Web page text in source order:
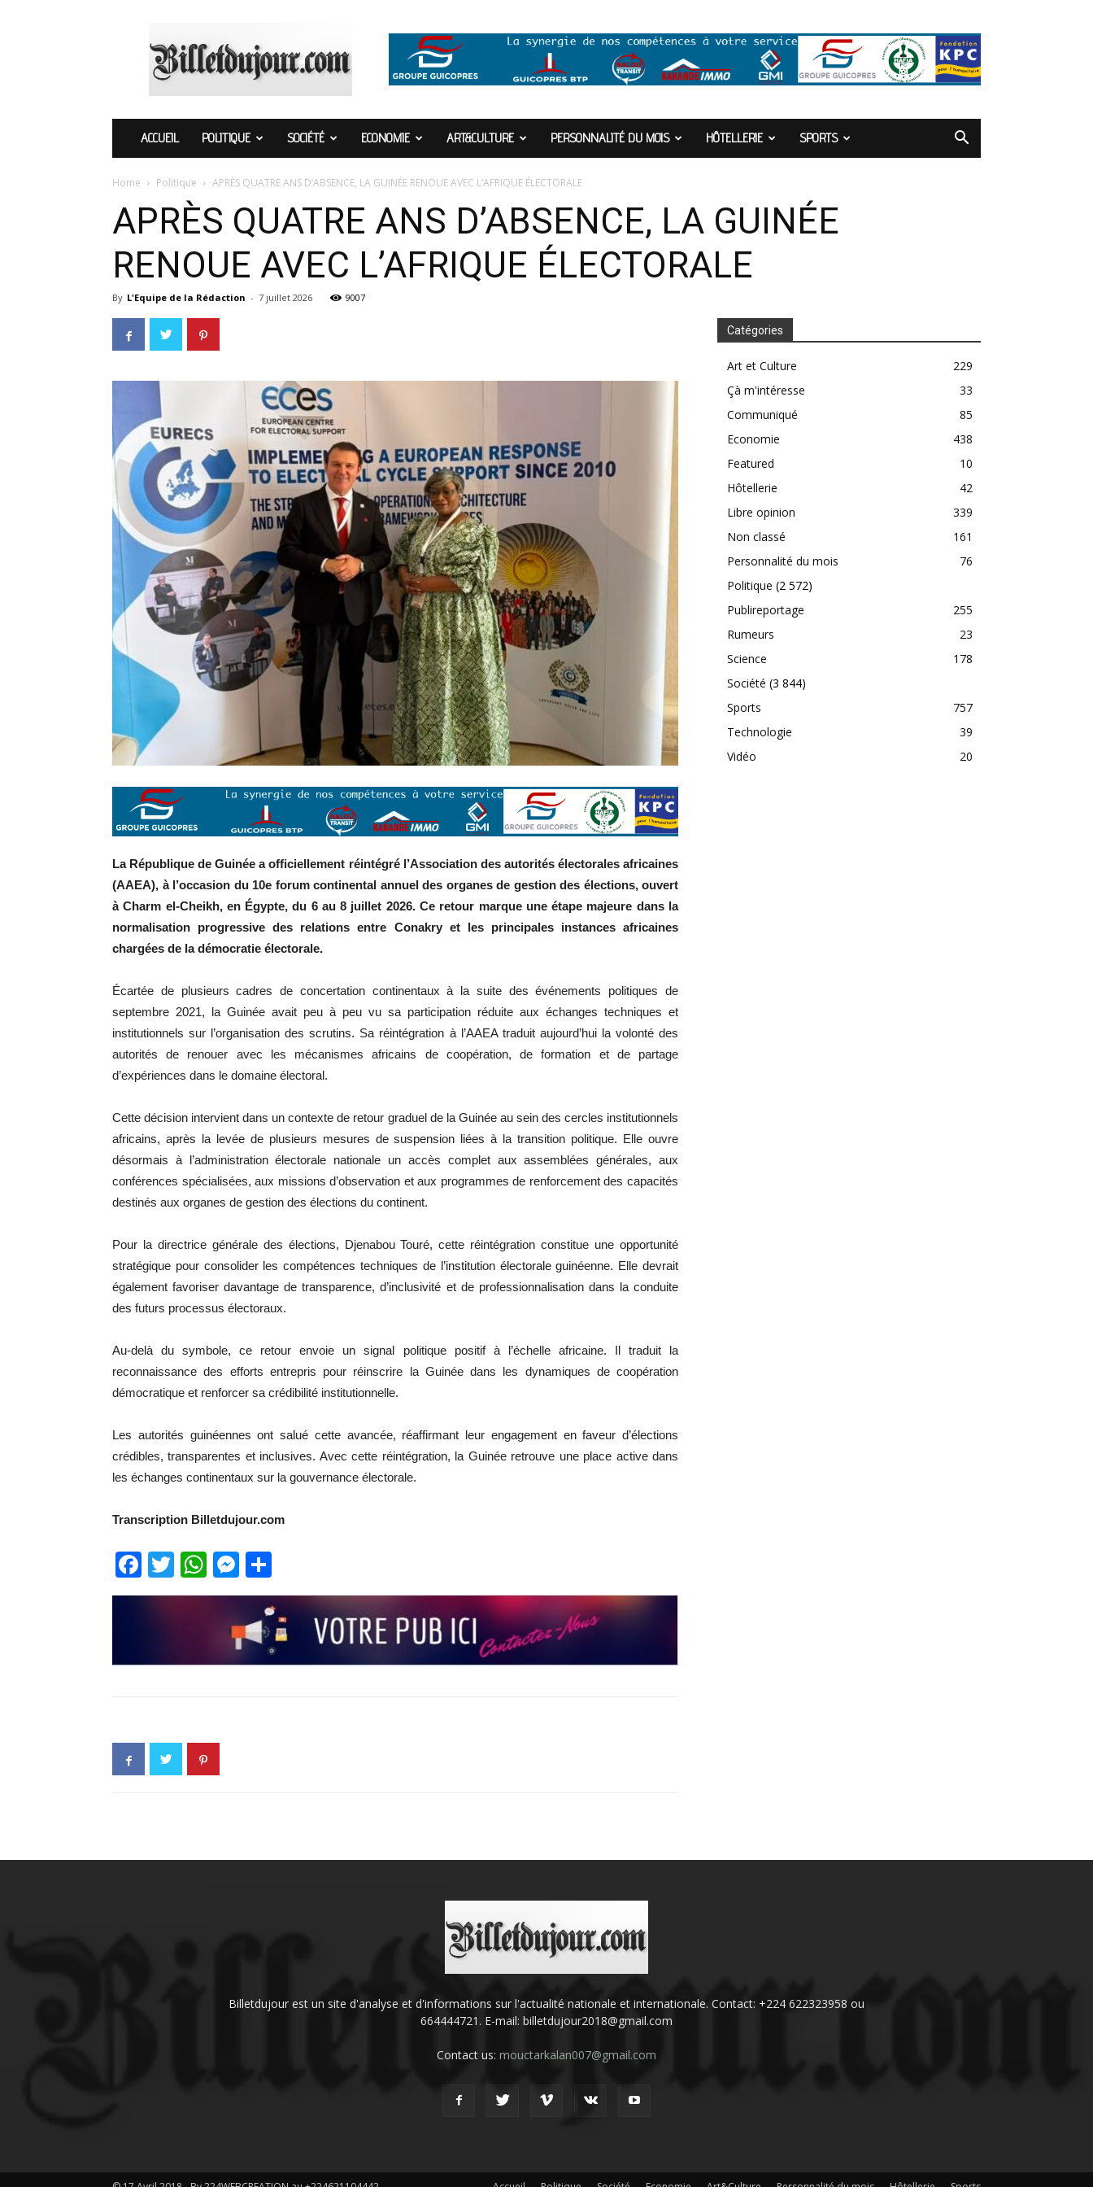
ACCUEIL POLITIQUE SOCIÉTÉ ECONOMIE ART&CULTURE PERSONNALITÉ DU MOIS HÔTELLERIE SPORTS
Home Politique APRÈS QUATRE ANS D’ABSENCE, LA GUINÉE RENOUE AVEC L’AFRIQUE ÉLECTORALE
APRÈS QUATRE ANS D’ABSENCE, LA GUINÉE
RENOUE AVEC L’AFRIQUE ÉLECTORALE
By L'Equipe de la Rédaction - 7 juillet 2026 9007
La République de Guinée a officiellement réintégré l’Association des autorités électorales africaines
(AAEA), à l’occasion du 10e forum continental annuel des organes de gestion des élections, ouvert
à Charm el-Cheikh, en Égypte, du 6 au 8 juillet 2026. Ce retour marque une étape majeure dans la
normalisation progressive des relations entre Conakry et les principales instances africaines
chargées de la démocratie électorale.
Écartée de plusieurs cadres de concertation continentaux à la suite des événements politiques de
septembre 2021, la Guinée avait peu à peu vu sa participation réduite aux échanges techniques et
institutionnels sur l’organisation des scrutins. Sa réintégration à l’AAEA traduit aujourd’hui la volonté des
autorités de renouer avec les mécanismes africains de coopération, de formation et de partage
d’expériences dans le domaine électoral.
Cette décision intervient dans un contexte de retour graduel de la Guinée au sein des cercles institutionnels
africains, après la levée de plusieurs mesures de suspension liées à la transition politique. Elle ouvre
désormais à l’administration électorale nationale un accès complet aux assemblées générales, aux
conférences spécialisées, aux missions d’observation et aux programmes de renforcement des capacités
destinés aux organes de gestion des élections du continent.
Pour la directrice générale des élections, Djenabou Touré, cette réintégration constitue une opportunité
stratégique pour consolider les compétences techniques de l’institution électorale guinéenne. Elle devrait
également favoriser davantage de transparence, d’inclusivité et de professionnalisation dans la conduite
des futurs processus électoraux.
Au-delà du symbole, ce retour envoie un signal politique positif à l’échelle africaine. Il traduit la
reconnaissance des efforts entrepris pour réinscrire la Guinée dans les dynamiques de coopération
démocratique et renforcer sa crédibilité institutionnelle.
Les autorités guinéennes ont salué cette avancée, réaffirmant leur engagement en faveur d’élections
crédibles, transparentes et inclusives. Avec cette réintégration, la Guinée retrouve une place active dans
les échanges continentaux sur la gouvernance électorale.
Transcription Billetdujour.com
Facebook
TwitterWhatsApp
Messenger
Catégories
Art et Culture
229
Çà m'intéresse
33
Communiqué
85
Economie
438
Featured
10
Hôtellerie
42
Libre opinion
339
Non classé
161
Personnalité du mois
76
Politique (2 572)
Publireportage
255
Rumeurs
23
Science
178
Société (3 844)
Sports
757
Technologie
39
Vidéo
20
Billetdujour est un site d'analyse et d'informations sur l'actualité nationale et internationale. Contact: +224 622323958 ou
664444721. E-mail: billetdujour2018@gmail.com
Contact us: mouctarkalan007@gmail.com